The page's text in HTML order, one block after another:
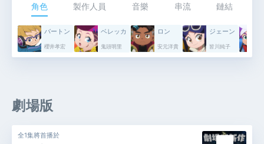
角色 製作人員 音樂 串流 鏈結
バートン
櫻井孝宏
ベレッカ
鬼頭明里
ロン
安元洋貴
ジェーン
皆川純子
劇場版
全1集將首播於